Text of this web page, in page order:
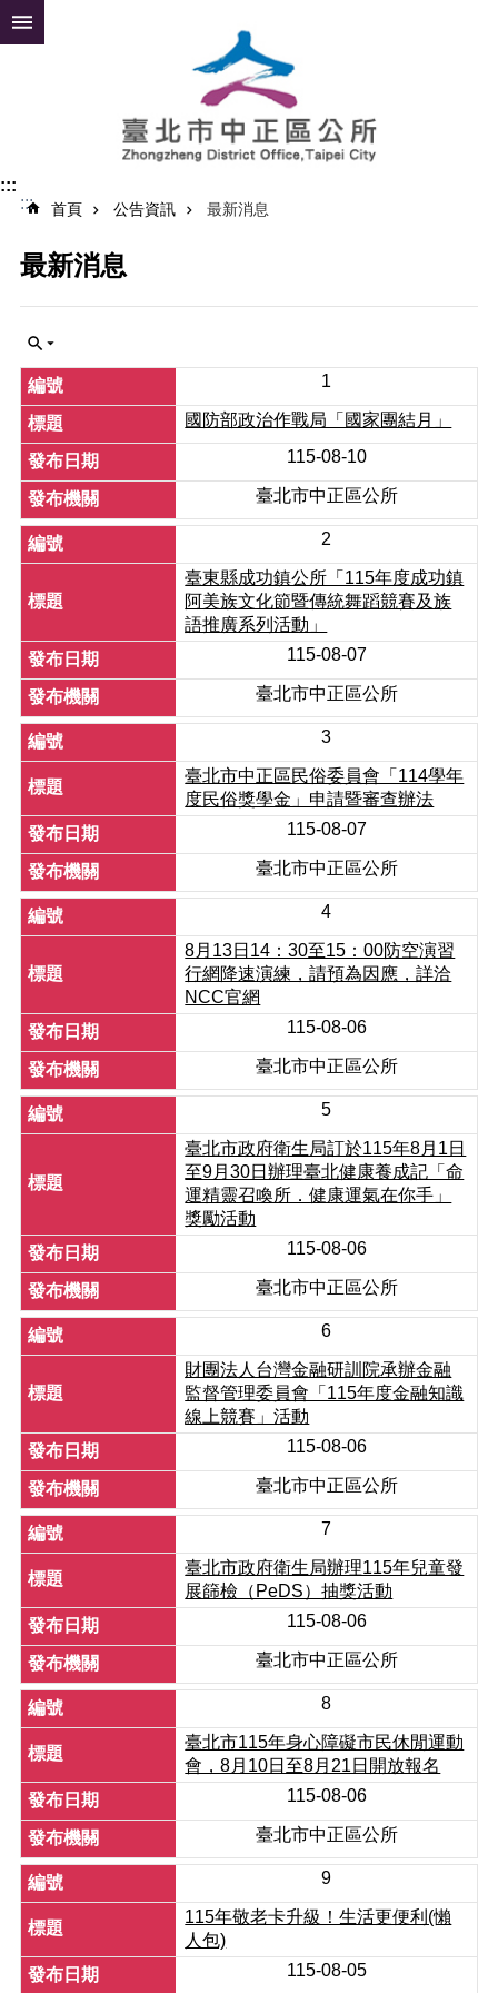
跳到主要內容區塊
公
資
訊
民
服
務
認
識
中
正
機
關
介
紹
鄰
里
資
訊
府
資
訊
公
開
開
資
專
區
防
救
災
訊
and
response)
觀
光
休
網
相
連
檔
案
下
申
請
案
件
反
管
道
統
計
料
專
區
:::
:::
首頁 公告資訊 最新消息
最新消息
1
國防部政治作戰局「國家團結月」
115-08-10
臺北市中正區公所
2
臺東縣成功鎮公所「115年度成功鎮
阿美族文化節暨傳統舞蹈競賽及族
語推廣系列活動」
115-08-07
臺北市中正區公所
3
臺北市中正區民俗委員會「114學年
度民俗獎學金」申請暨審查辦法
115-08-07
臺北市中正區公所
4
8月13日14：30至15：00防空演習
行網降速演練，請預為因應，詳洽
NCC官網
115-08-06
臺北市中正區公所
5
臺北市政府衛生局訂於115年8月1日
至9月30日辦理臺北健康養成記「命
運精靈召喚所．健康運氣在你手」
獎勵活動
115-08-06
臺北市中正區公所
6
財團法人台灣金融研訓院承辦金融
監督管理委員會「115年度金融知識
線上競賽」活動
115-08-06
臺北市中正區公所
7
臺北市政府衛生局辦理115年兒童發
展篩檢（PeDS）抽獎活動
115-08-06
臺北市中正區公所
8
臺北市115年身心障礙市民休閒運動
會，8月10日至8月21日開放報名
115-08-06
臺北市中正區公所
9
115年敬老卡升級！生活更便利(懶
人包)
115-08-05